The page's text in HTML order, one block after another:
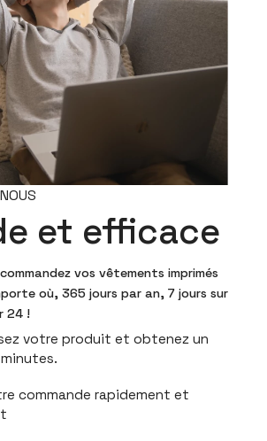
et efficace
vos vêtements imprimés
où, 365 jours par an, 7 jours sur
24 !
votre produit et obtenez un
commande rapidement et